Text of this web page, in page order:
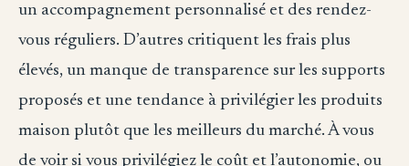
un accompagnement personnalisé et des rendez-
vous réguliers. D’autres critiquent les frais plus
élevés, un manque de transparence sur les supports
proposés et une tendance à privilégier les produits
maison plutôt que les meilleurs du marché. À vous
de voir si vous privilégiez le coût et l’autonomie, ou